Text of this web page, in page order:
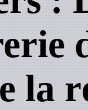
la